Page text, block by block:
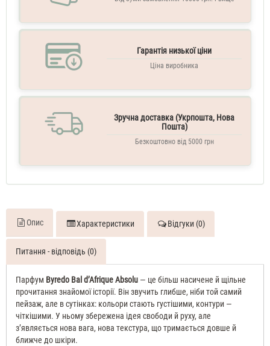
Гарантія низької ціни
Ціна виробника
Зручна доставка (Укрпошта, Нова
Пошта)
Безкоштовно від 5000 грн
Опис Характеристики Відгуки (0)
Питання - відповідь (0)
Парфум Byredo Bal d’Afrique Absolu — це більш насичене й щільне
прочитання знайомої історії. Він звучить глибше, ніби той самий
пейзаж, але в сутінках: кольори стають густішими, контури —
чіткішими. У ньому збережена ідея свободи й руху, але
з’являється нова вага, нова текстура, що тримається довше й
ближче до шкіри.